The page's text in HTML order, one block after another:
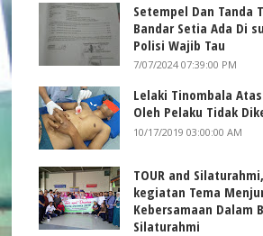
Setempel Dan Tanda
Bandar Setia Ada Di
Polisi Wajib Tau
7/07/2024 07:39:00 PM
Lelaki Tinombala
Oleh Pelaku Tidak
10/17/2019 03:00:00 AM
TOUR and
kegiatan Tema
Kebersamaan Dalam
Silaturahmi